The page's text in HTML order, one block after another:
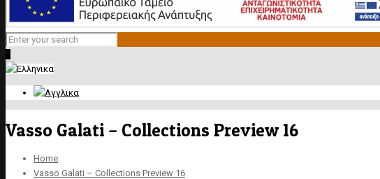
Vasso Galati – Collections Preview 16
Home
Vasso Galati – Collections Preview 16